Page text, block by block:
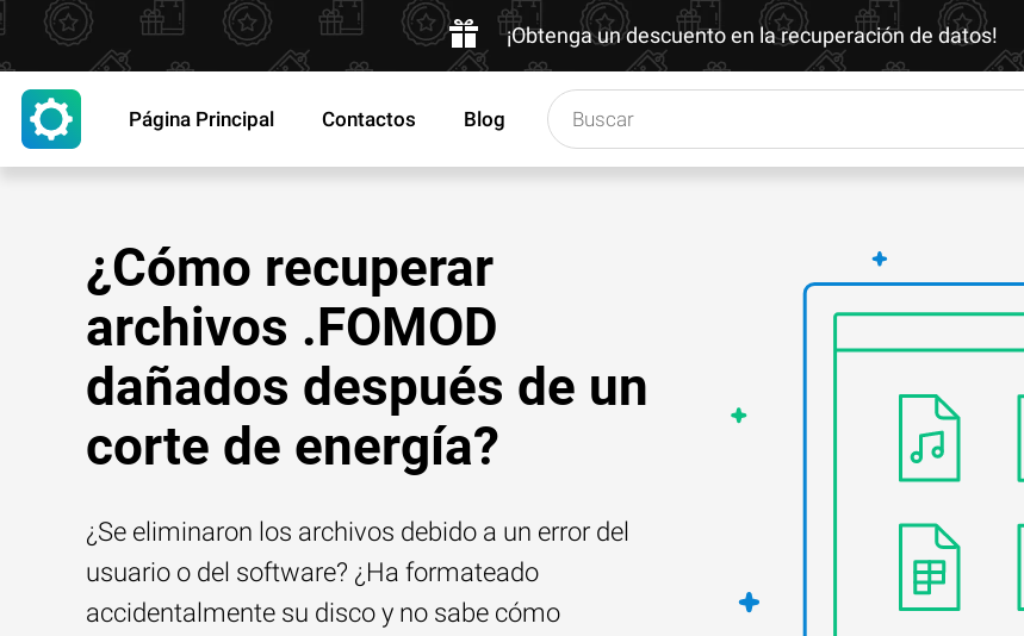
¡Obtenga un descuento en la recuperación de datos!
Página Principal Contactos Blog
¿Cómo recuperar
archivos .FOMOD
dañados después de un
corte de energía?
¿Se eliminaron los archivos debido a un error del
usuario o del software? ¿Ha formateado
accidentalmente su disco y no sabe cómo